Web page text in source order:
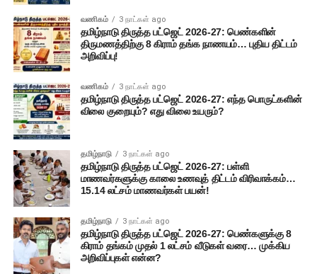
வணிகம் 3 நாட்கள் ago
தமிழ்நாடு திருத்த பட்ஜெட் 2026-27: பெண்களின்
திருமணத்திற்கு 8 கிராம் தங்க நாணயம்… புதிய திட்டம்
அறிவிப்பு!
வணிகம் 3 நாட்கள் ago
தமிழ்நாடு திருத்த பட்ஜெட் 2026-27: எந்த பொருட்களின்
விலை குறையும்? எது விலை உயரும்?
தமிழ்நாடு 3 நாட்கள் ago
தமிழ்நாடு திருத்த பட்ஜெட் 2026-27: பள்ளி
மாணவர்களுக்கு காலை உணவுத் திட்டம் விரிவாக்கம்…
15.14 லட்சம் மாணவர்கள் பயன்!
தமிழ்நாடு 3 நாட்கள் ago
தமிழ்நாடு திருத்த பட்ஜெட் 2026-27: பெண்களுக்கு 8
கிராம் தங்கம் முதல் 1 லட்சம் வீடுகள் வரை… முக்கிய
அறிவிப்புகள் என்ன?